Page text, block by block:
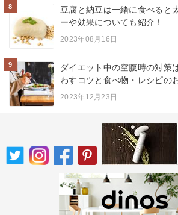
8
豆腐と納豆は一緒に食べると
ーや効果についても紹介！
2023年08月16日
9
ダイエット中の空腹時の対策
わすコツと食べ物・レシピの
2023年12月23日